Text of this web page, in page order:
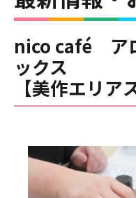
nico café ア
ックス
【美作エリア